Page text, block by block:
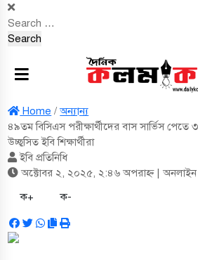
Search
for:
Home /অন্যান্য
৪৯তম বিসিএস পরীক্ষার্থীদের বাস সার্ভিস পেতে
উচ্ছ্বসিত ইবি শিক্ষার্থীরা
ইবি প্রতিনিধি
অক্টোবর ২, ২০২৫, ২:৪৬ অপরাহ্ন
|
ক+
ক-